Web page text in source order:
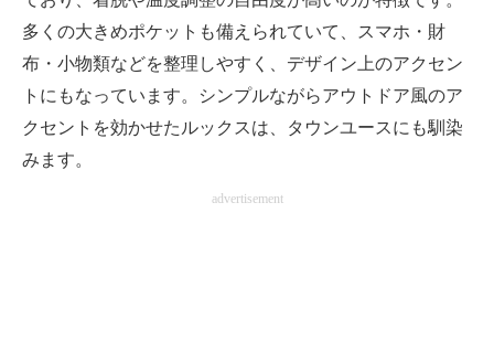
多くの大きめポケットも備えられていて、スマホ・財
布・小物類などを整理しやすく、デザイン上のアクセン
トにもなっています。シンプルながらアウトドア風のア
クセントを効かせたルックスは、タウンユースにも馴染
みます。
advertisement